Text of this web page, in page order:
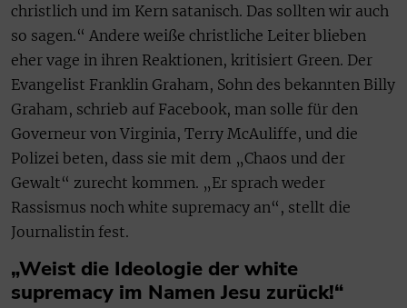
christlich und im Kern satanisch. Das sollten wir auch
so sagen.“ Andere weiße christliche Leiter blieben
eher vage in ihren Reaktionen, kritisiert Green. Der
Evangelist Franklin Graham, Sohn des bekannten Billy
Graham, schrieb auf Facebook, man solle für den
Governeur von Virginia, Terry McAuliffe, und die
Polizei beten, dass sie mit dem „Chaos und der
Gewalt“ zurecht kommen. „Er sprach weder
Rassismus noch white supremacy an“, stellt die
Journalistin fest.
„Weist die Ideologie der white
supremacy im Namen Jesu zurück!“